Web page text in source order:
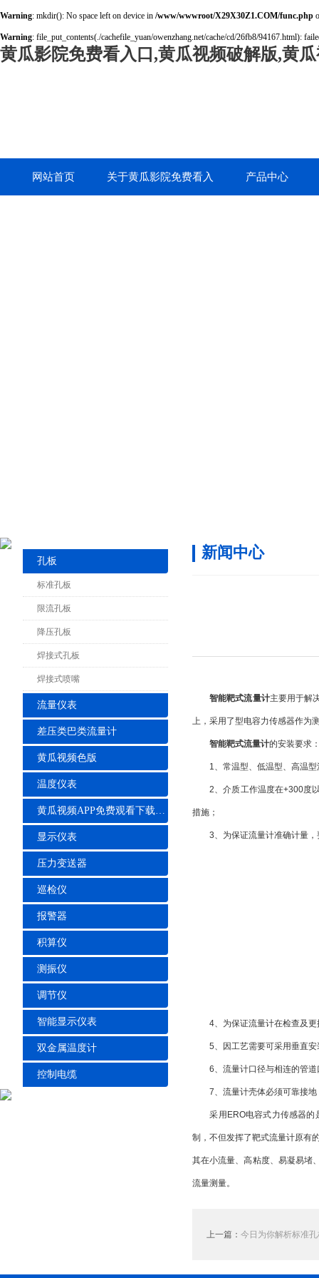
Warning: mkdir(): No space left on device in /www/wwwroot/X29X30Z1.COM/func.php
Warning: file_put_contents(./cachefile_yuan/owenzhang.net/cache/cd/26fb8/94167.html):
黄瓜影院免费看入口,黄瓜视频破解版,黄
网站首页 关于黄瓜影院免费看入 产品中心
孔板
标准孔板
限流孔板
降压孔板
焊接式孔板
焊接式喷嘴
流量仪表
差压类巴类流量计
黄瓜视频色版
温度仪表
黄瓜视频APP免费观看下载安装
显示仪表
压力变送器
巡检仪
报警器
积算仪
测振仪
调节仪
智能显示仪表
双金属温度计
控制电缆
新闻中心
智能靶式流量计主要用于解
上，采用了型电容力传感器作为
智能靶式流量计的安装要求
1、常温型、低温型、高温型
2、介质工作温度在+300度以
措施；
3、为保证流量计准确计量，
4、为保证流量计在检查及更
5、因工艺需要可采用垂直安
6、流量计口径与相连的管道
7、流量计壳体必须可靠接地
采用ERO电容式力传感器的是
制，不但发挥了靶式流量计原有
其在小流量、高粘度、易凝易堵
流量测量。
上一篇： 今日为你解析标准